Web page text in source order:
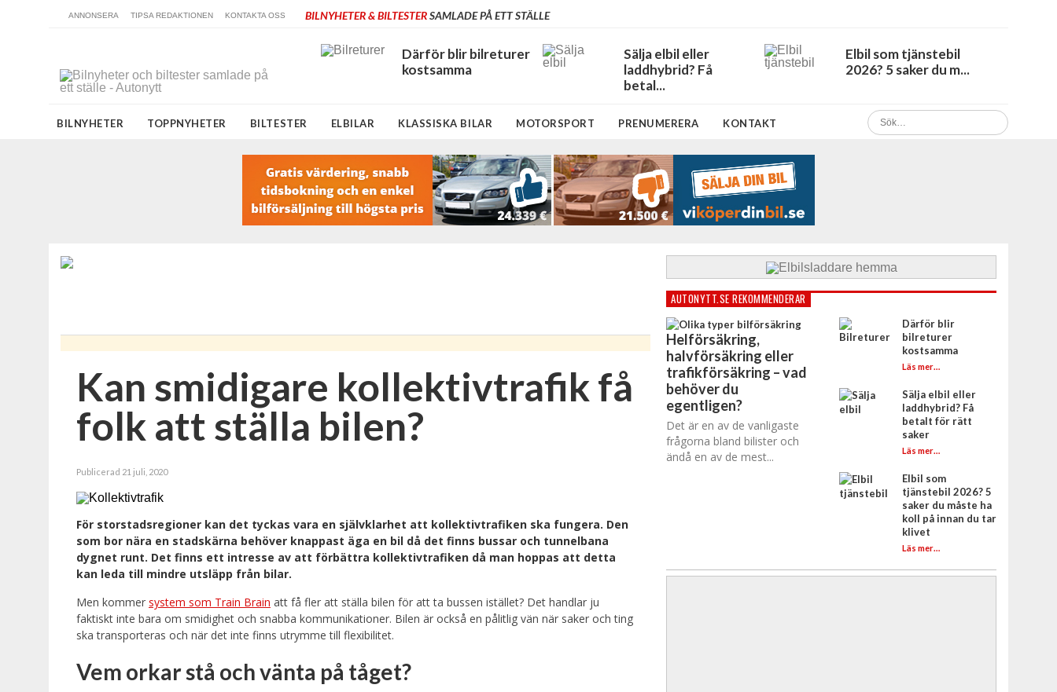
ANNONSERA TIPSA REDAKTIONEN KONTAKTA OSS BILNYHETER & BILTESTERSAMLADE PÅ ETT STÄLLE
Därför blir bilreturer
kostsamma
Sälja elbil eller
laddhybrid? Få
betal...
Elbil som tjänstebil
2026? 5 saker du m...
BILNYHETER TOPPNYHETER BILTESTER ELBILAR KLASSISKA BILAR MOTORSPORT PRENUMERERA KONTAKT
Kan smidigare kollektivtrafik få
folk att ställa bilen?
Publicerad 21 juli, 2020
För storstadsregioner kan det tyckas vara en självklarhet att kollektivtrafiken ska fungera. Den
som bor nära en stadskärna behöver knappast äga en bil då det finns bussar och tunnelbana
dygnet runt. Det finns ett intresse av att förbättra kollektivtrafiken då man hoppas att detta
kan leda till mindre utsläpp från bilar.
Men kommer system som Train Brain att få fler att ställa bilen för att ta bussen istället? Det handlar ju
faktiskt inte bara om smidighet och snabba kommunikationer. Bilen är också en pålitlig vän när saker och ting
ska transporteras och när det inte finns utrymme till flexibilitet.
Vem orkar stå och vänta på tåget?
AUTONYTT.SE REKOMMENDERAR
Helförsäkring,
halvförsäkring eller
trafikförsäkring – vad
behöver du
egentligen?
Det är en av de vanligaste
frågorna bland bilister och
ändå en av de mest...
Därför blir
bilreturer
kostsamma
Läs mer…
Sälja elbil eller
laddhybrid? Få
betalt för rätt
saker
Läs mer…
Elbil som
tjänstebil 2026? 5
saker du måste ha
koll på innan du tar
klivet
Läs mer…